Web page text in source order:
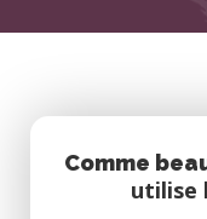
Comme
utilise